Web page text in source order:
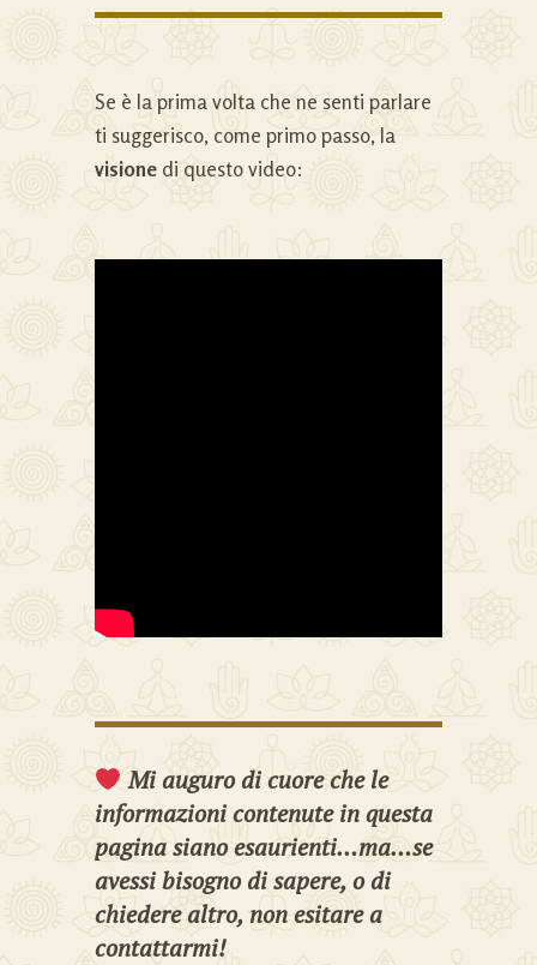
Se è la prima volta che ne senti parlare
ti suggerisco, come primo passo, la
visione di questo video:
Mi auguro di cuore che le
informazioni contenute in questa
pagina siano esaurienti…ma…se
avessi bisogno di sapere, o di
chiedere altro, non esitare a
contattarmi!